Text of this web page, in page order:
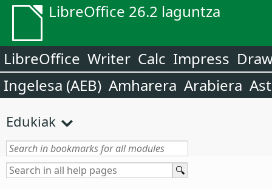
LibreOffice 26.2 laguntza
LibreOffice Writer Calc Impress
Ingelesa (AEB) Amharera Arabiera
Edukiak